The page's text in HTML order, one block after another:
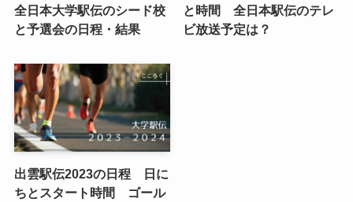
全日本大学駅伝のシード校
と予選会の日程・結果
と時間 全日本駅伝のテレ
ビ放送予定は？
出雲駅伝2023の日程 日に
ちとスタート時間 ゴール